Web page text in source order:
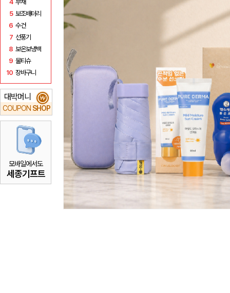
4 부채
5 보조배터리
6 수건
7 선풍기
8 보온보냉백
9 물티슈
10 장바구니
대박머니
COUPON SHOP
₩
모바일에서도
세종기프트